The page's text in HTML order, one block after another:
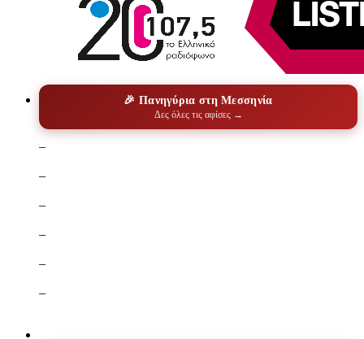
🎉 Πανηγύρια στη Μεσσηνία
Δες όλες τις αφίσες →
–
–
–
–
–
–